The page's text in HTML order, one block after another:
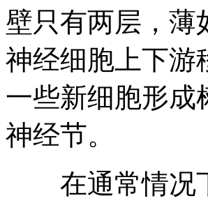
壁只有两层，薄
神经细胞上下游
一些新细胞形成
神经节。
在通常情况下